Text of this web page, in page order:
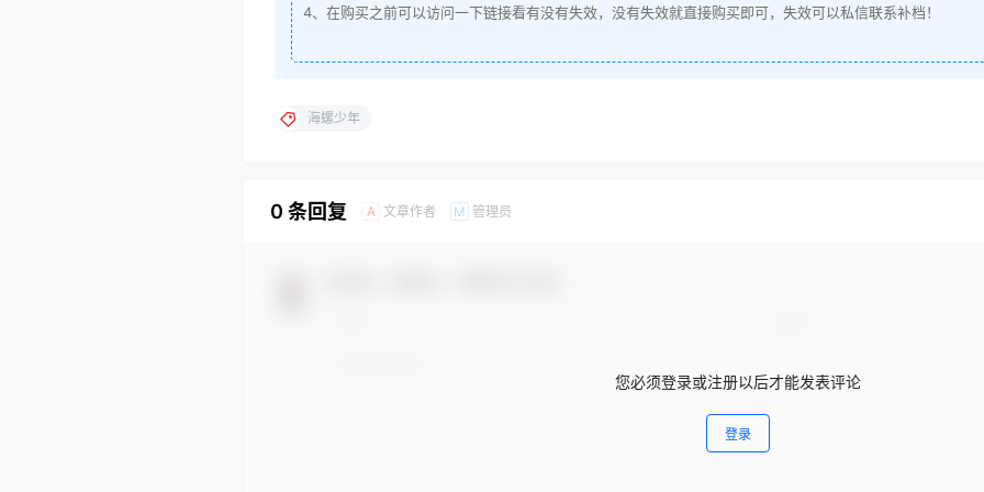
4、在购买之前可以访问一下链接看有没有失效，没有失效就直接购买即可，失效可以私信联系补档！
海螺少年
0 条回复 A 文章作者 M 管理员
您必须登录或注册以后才能发表评论
登录